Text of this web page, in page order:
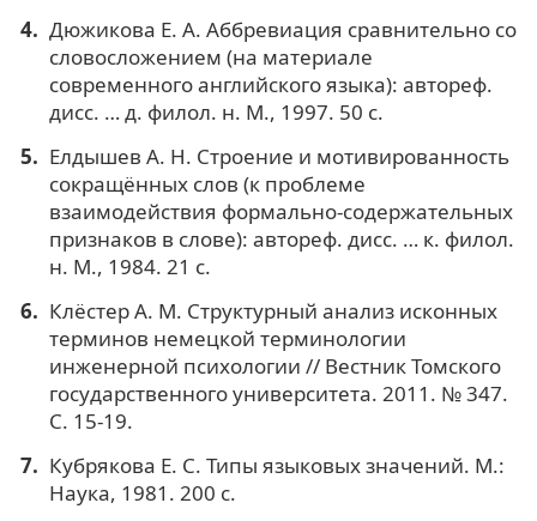
Дюжикова Е. А. Аббревиация сравнительно со
словосложением (на материале
современного английского языка): автореф.
дисс. … д. филол. н. М., 1997. 50 с.
Елдышев A. Н. Строение и мотивированность
сокращённых слов (к проблеме
взаимодействия формально-содержательных
признаков в слове): автореф. дисс. … к. филол.
н. М., 1984. 21 с.
Клёстер А. М. Структурный анализ исконных
терминов немецкой терминологии
инженерной психологии // Вестник Томского
государственного университета. 2011. № 347.
С. 15-19.
Кубрякова Е. С. Типы языковых значений. М.:
Наука, 1981. 200 с.